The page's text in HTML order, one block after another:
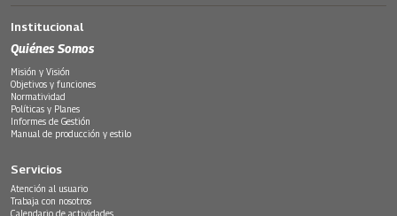
Institucional
Quiénes Somos
Misión y Visión
Objetivos y funciones
Normatividad
Políticas y Planes
Informes de Gestión
Manual de producción y estilo
Servicios
Atención al usuario
Trabaja con nosotros
Calendario de actividades